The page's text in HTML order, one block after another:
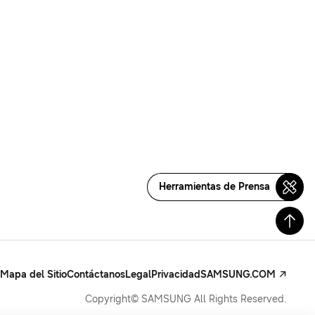
Herramientas de Prensa
Mapa del SitioContáctanosLegalPrivacidadSAMSUNG.COM
Copyright© SAMSUNG All Rights Reserved.